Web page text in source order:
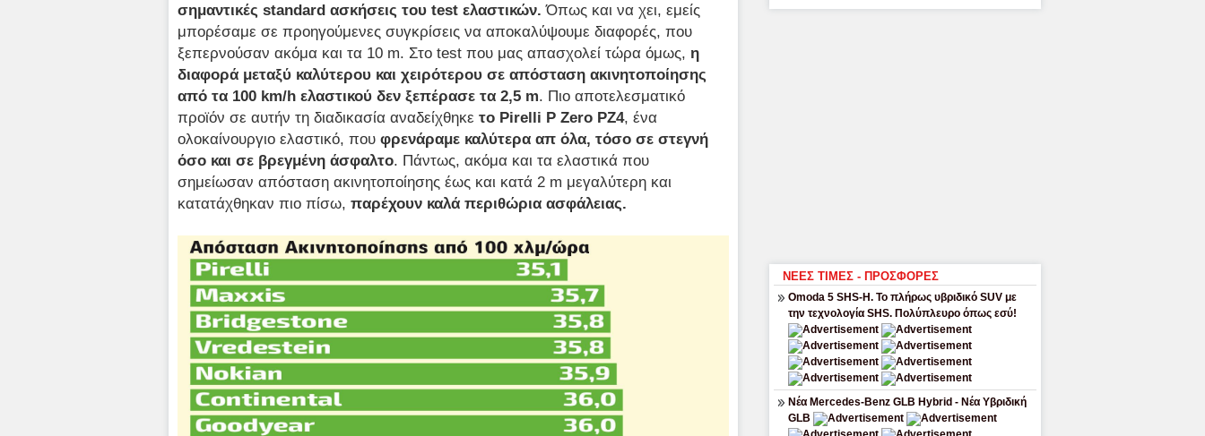
σημαντικές standard ασκήσεις του test ελαστικών. Όπως και να χει, εμείς
μπορέσαμε σε προηγούμενες συγκρίσεις να αποκαλύψουμε διαφορές, που
ξεπερνούσαν ακόμα και τα 10 m. Στο test που μας απασχολεί τώρα όμως, η
διαφορά μεταξύ καλύτερου και χειρότερου σε απόσταση ακινητοποίησης
από τα 100 km/h ελαστικού δεν ξεπέρασε τα 2,5 m. Πιο αποτελεσματικό
προϊόν σε αυτήν τη διαδικασία αναδείχθηκε το Pirelli P Zero PZ4, ένα
ολοκαίνουργιο ελαστικό, που φρενάραμε καλύτερα απ όλα, τόσο σε στεγνή
όσο και σε βρεγμένη άσφαλτο. Πάντως, ακόμα και τα ελαστικά που
σημείωσαν απόσταση ακινητοποίησης έως και κατά 2 m μεγαλύτερη και
κατατάχθηκαν πιο πίσω, παρέχουν καλά περιθώρια ασφάλειας.
ΝΕΕΣ ΤΙΜΕΣ - ΠΡΟΣΦΟΡΕΣ
Omoda 5 SHS-H. Το πλήρως υβριδικό SUV με
την τεχνολογία SHS. Πολύπλευρο όπως εσύ!
Νέα Mercedes-Benz GLB Hybrid - Νέα Υβριδική
GLB